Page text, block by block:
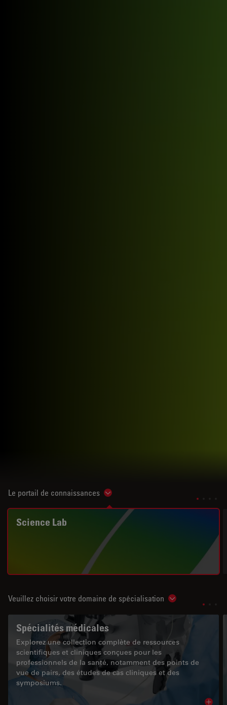
Le portail de connaissances Show subnavigation
Science Lab
Veuillez choisir votre domaine de spécialisation Show
Spécialités médicales
Explorez une collection complète de ressources
scientifiques et cliniques conçues pour les
professionnels de la santé, notamment des points de
vue de pairs, des études de cas cliniques et des
symposiums.